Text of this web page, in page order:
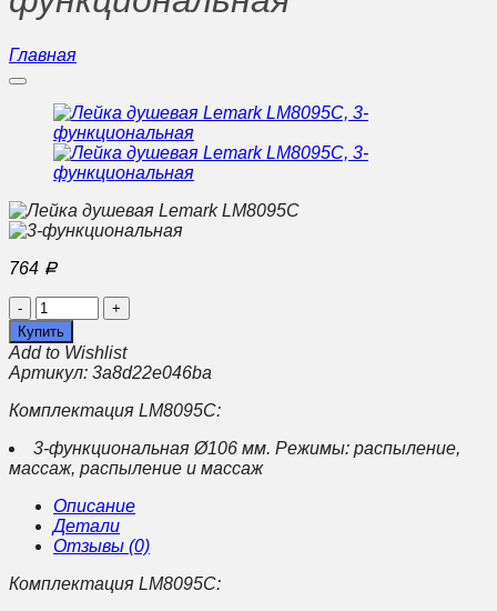
Главная
764 Р
Количество
Лейка
душевая
Lemark
LM8095C,
3-
функциональная
Купить
Add to Wishlist
Артикул: 3a8d22e046ba
Комплектация LM8095C:
3-функциональная Ø106 мм. Режимы: распыление,
массаж, распыление и массаж
Описание
Детали
Отзывы (0)
Комплектация LM8095C: